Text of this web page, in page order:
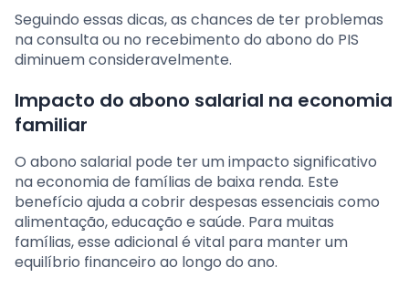
Seguindo essas dicas, as chances de ter problemas
na consulta ou no recebimento do abono do PIS
diminuem consideravelmente.
Impacto do abono salarial na economia
familiar
O abono salarial pode ter um impacto significativo
na economia de famílias de baixa renda. Este
benefício ajuda a cobrir despesas essenciais como
alimentação, educação e saúde. Para muitas
famílias, esse adicional é vital para manter um
equilíbrio financeiro ao longo do ano.